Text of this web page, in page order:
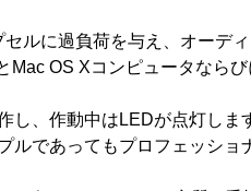
ルに過負荷を与え、オーデ
Mac OS Xコンピュータなら
し、作動中はLEDが点灯し
ルであってもプロフェッシ